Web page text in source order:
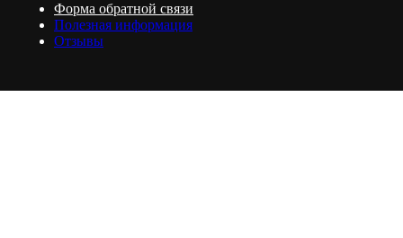
Форма обратной связи
Полезная информация
Отзывы